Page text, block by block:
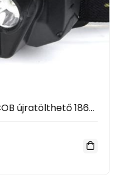
15000LM 3x XM-L T6 LED + COB újratölthető 18650 Fejlámpa